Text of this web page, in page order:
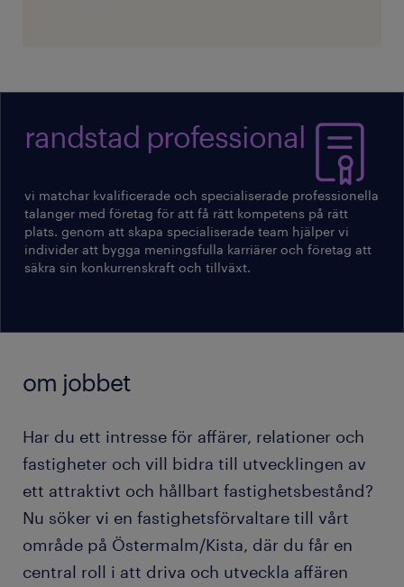
randstad professional
vi matchar kvalificerade och specialiserade professionella
talanger med företag för att få rätt kompetens på rätt
plats. genom att skapa specialiserade team hjälper vi
individer att bygga meningsfulla karriärer och företag att
säkra sin konkurrenskraft och tillväxt.
om jobbet
Har du ett intresse för affärer, relationer och
fastigheter och vill bidra till utvecklingen av
ett attraktivt och hållbart fastighetsbestånd?
Nu söker vi en fastighetsförvaltare till vårt
område på Östermalm/Kista, där du får en
central roll i att driva och utveckla affären